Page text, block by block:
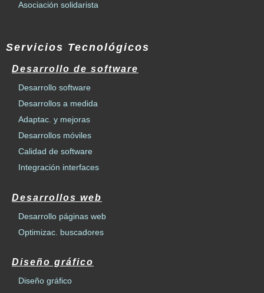
Asociación solidarista
Servicios Tecnológicos
Desarrollo de software
Desarrollo software
Desarrollos a medida
Adaptac. y mejoras
Desarrollos móviles
Calidad de software
Integración interfaces
Desarrollos web
Desarrollo páginas web
Optimizac. buscadores
Diseño gráfico
Diseño gráfico